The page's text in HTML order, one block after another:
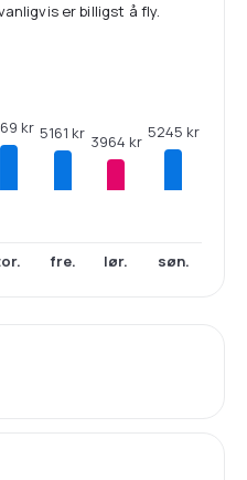
er billigst å fly.
kr 5161 kr
fre.
3964 kr
lør.
5245 kr
søn.